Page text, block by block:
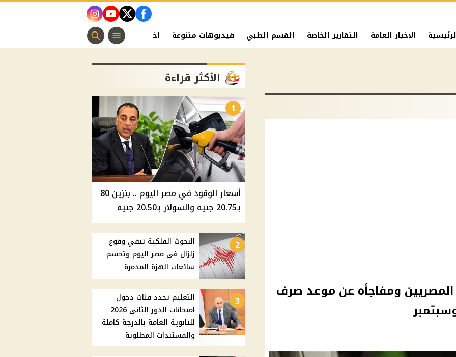
facebook
twitter
youtube
instagram
الاخبار العامة التقارير الخاصة القسم الطبي فيديوهات متنوعة اخبار الفن منوعات مسيحية
ومفاجأه عن موعد صرف
الأكثر قراءة
1
أسعار الوقود في مصر اليوم .. بنزين 80
بـ20.75 جنيه والسولار بـ20.50 جنيه
2
البحوث الفلكية تنفي وقوع
زلزال في مصر اليوم وتحسم
شائعات الهزة المدمرة
3
التعليم تحدد فئات دخول
امتحانات الدور الثاني 2026
للثانوية العامة بالدرجة كاملة
والمستندات المطلوبة